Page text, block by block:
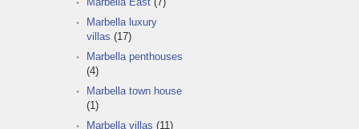
Marbella luxury
villas (17)
Marbella penthouses
(4)
Marbella town house
(1)
Marbella villas (11)